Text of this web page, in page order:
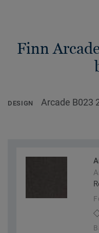
Finn
DESIGN Arcade B023